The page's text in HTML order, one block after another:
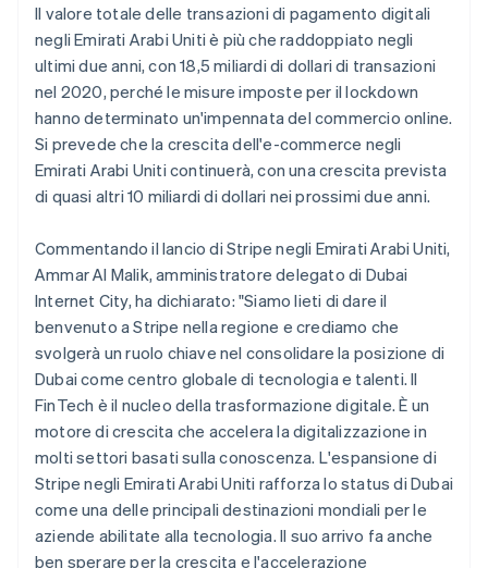
Il valore totale delle transazioni di pagamento digitali
negli Emirati Arabi Uniti è più che raddoppiato negli
ultimi due anni, con 18,5 miliardi di dollari di transazioni
nel 2020, perché le misure imposte per il lockdown
hanno determinato un'impennata del commercio online.
Si prevede che la crescita dell'e-commerce negli
Emirati Arabi Uniti continuerà, con una crescita prevista
di quasi altri 10 miliardi di dollari nei prossimi due anni.
Commentando il lancio di Stripe negli Emirati Arabi Uniti,
Ammar Al Malik, amministratore delegato di Dubai
Internet City, ha dichiarato: "Siamo lieti di dare il
benvenuto a Stripe nella regione e crediamo che
svolgerà un ruolo chiave nel consolidare la posizione di
Dubai come centro globale di tecnologia e talenti. Il
FinTech è il nucleo della trasformazione digitale. È un
motore di crescita che accelera la digitalizzazione in
molti settori basati sulla conoscenza. L'espansione di
Stripe negli Emirati Arabi Uniti rafforza lo status di Dubai
come una delle principali destinazioni mondiali per le
aziende abilitate alla tecnologia. Il suo arrivo fa anche
ben sperare per la crescita e l'accelerazione
Brasile
Português English
Bulgaria
English
Canada
EnglishFrançais
Cina continentale
简体中文English
Cipro
English
EnglishItaliano
Danimarca
English
Emirati Arabi Uniti
English
Estonia
English
Finlandia
English Svenska
Francia
FrançaisEnglish
Germania
DeutschEnglish
Giappone
日本語English